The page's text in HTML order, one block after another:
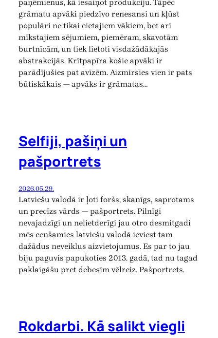
paņēmienus, kā iesaiņot produkciju. Tāpēc
grāmatu apvāki piedzīvo renesansi un kļūst
populāri ne tikai cietajiem vākiem, bet arī
mīkstajiem sējumiem, piemēram, skavotām
burtnīcām, un tiek lietoti visdažādākajās
abstrakcijās. Krītpapīra košie apvāki ir
parādījušies pat avīzēm. Aizmirsies vien ir pats
būtiskākais — apvāks ir grāmatas…
Selfiji, pašiņi un
pašportrets
2026.05.29.
Latviešu valodā ir ļoti foršs, skanīgs, saprotams
un precīzs vārds — pašportrets. Pilnīgi
nevajadzīgi un nelietderīgi jau otro desmitgadi
mēs cenšamies latviešu valodā ieviest tam
dažādus neveiklus aizvietojumus. Es par to jau
biju paguvis papukoties 2013. gadā, tad nu tagad
paklaigāšu pret debesīm vēlreiz. Pašportrets.
Rokdarbi. Kā salikt viegli